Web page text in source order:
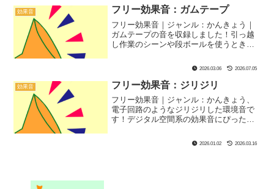
効果音 フリー効果音：ガムテープ
フリー効果音｜ジャンル：かんきょう｜
ガムテープの音を収録しました！引っ越
し作業のシーンや段ボールを使うときの
2026.03.06 2026.07.05
効果音 フリー効果音：ジリジリ
フリー効果音｜ジャンル：かんきょう、
電子回路のようなジリジリした環境音で
す！デジタル空間系の効果音にぴった
2026.01.02 2026.03.16